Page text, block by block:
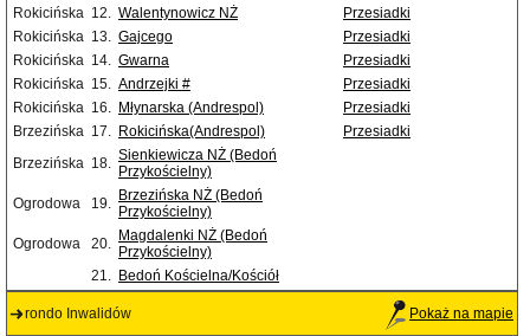
Rokicińska 12. Walentynowicz NŻ
Przesiadki
Rokicińska 13. Gajcego
Przesiadki
Rokicińska 14. Gwarna
Przesiadki
Rokicińska 15. Andrzejki #
Przesiadki
Rokicińska 16. Młynarska (Andrespol)
Przesiadki
Brzezińska 17. Rokicińska(Andrespol)
Przesiadki
Brzezińska 18. Sienkiewicza NŻ (Bedoń
Przykościelny)
Ogrodowa
19. Brzezińska NŻ (Bedoń
Przykościelny)
Ogrodowa
20. Magdalenki NŻ (Bedoń
Przykościelny)
21. Bedoń Kościelna/Kościół
rondo Inwalidów Pokaż na mapie